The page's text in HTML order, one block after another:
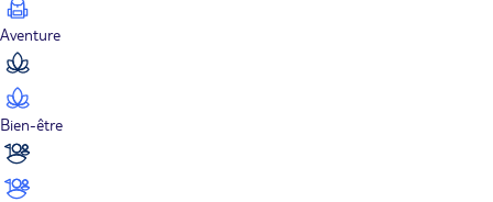
Aventure
Bien-être